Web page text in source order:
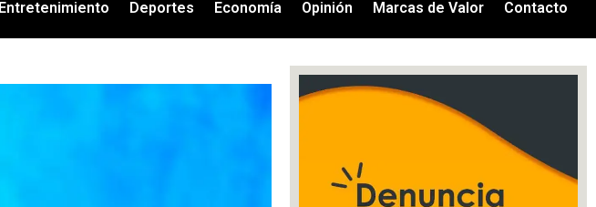
Entretenimiento Deportes Economía Opinión Marcas de Valor Contacto